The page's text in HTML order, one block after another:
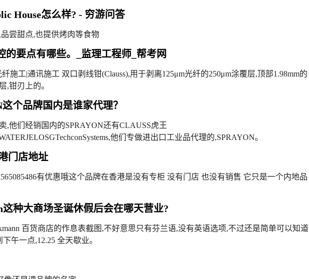
House怎么样? - 穷游问答
尝甜点,也提供烤肉等食物
的要点有哪些。_监理工程师_帮考网
施工|通讯施工 双口剥线钳(Clauss),用于剥离125μm光纤的250μm涂覆层,顶部1.98mm的
,钳刃上的。
个品牌国内是谁家代理？
,他们经销国内的SPRAYON还有CLAUSS虎王
他们专做进出口工业品代理的,SPRAYON。
门店地址
有优惠哦这个品牌在香港是没有专柜 没有门店 也没有销售 它只是一个内地品
种大商场圣诞休假后会在哪天营业?
百货商店的作息表截图,不好意思只有芬兰语,没有英语选项,不过还是简单可以知道
午一点,12.25 全天歇业。